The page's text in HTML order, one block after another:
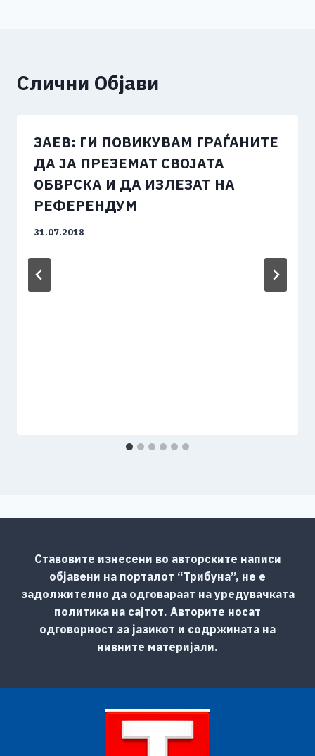
Слични Објави
ЗАЕВ: ГИ ПОВИКУВАМ ГРАЃАНИТЕ
ДА ЈА ПРЕЗЕМАТ СВОЈАТА
ОБВРСКА И ДА ИЗЛЕЗАТ НА
РЕФЕРЕНДУМ
31.07.2018
Ставовите изнесени во авторските написи
објавени на порталот “Трибуна”, не е
задолжително да одговараат на уредувачката
политика на сајтот. Авторите носат
одговорност за јазикот и содржината на
нивните материјали.